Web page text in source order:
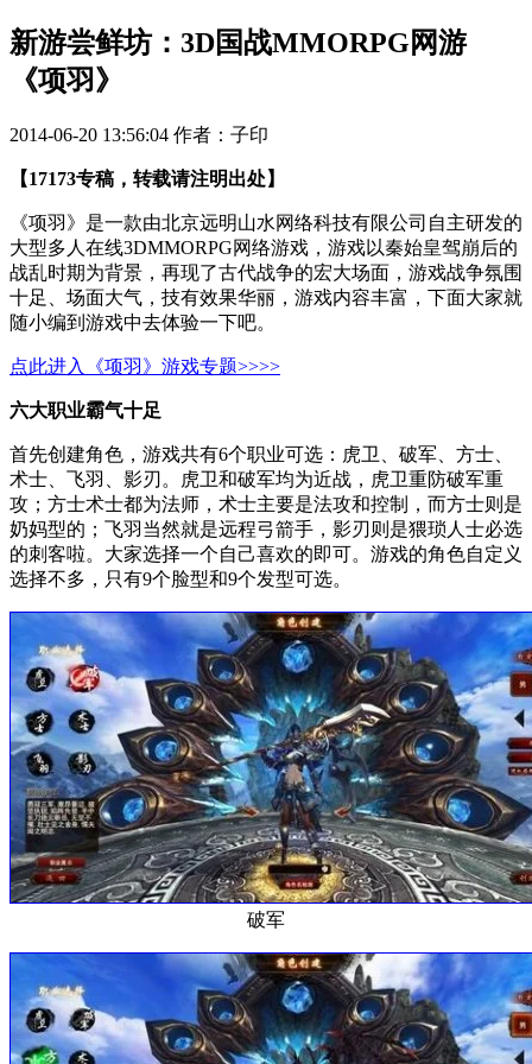
新游尝鲜坊：3D国战MMORPG网游
《项羽》
2014-06-20 13:56:04 作者：子印
【17173专稿，转载请注明出处】
《项羽》是一款由北京远明山水网络科技有限公司自主研发的
大型多人在线3DMMORPG网络游戏，游戏以秦始皇驾崩后的
战乱时期为背景，再现了古代战争的宏大场面，游戏战争氛围
十足、场面大气，技有效果华丽，游戏内容丰富，下面大家就
随小编到游戏中去体验一下吧。
点此进入《项羽》游戏专题>>>>
六大职业霸气十足
首先创建角色，游戏共有6个职业可选：虎卫、破军、方士、
术士、飞羽、影刃。虎卫和破军均为近战，虎卫重防破军重
攻；方士术士都为法师，术士主要是法攻和控制，而方士则是
奶妈型的；飞羽当然就是远程弓箭手，影刃则是猥琐人士必选
的刺客啦。大家选择一个自己喜欢的即可。游戏的角色自定义
选择不多，只有9个脸型和9个发型可选。
破军